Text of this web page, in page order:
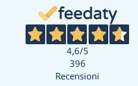
4,6/5
396
Recensioni